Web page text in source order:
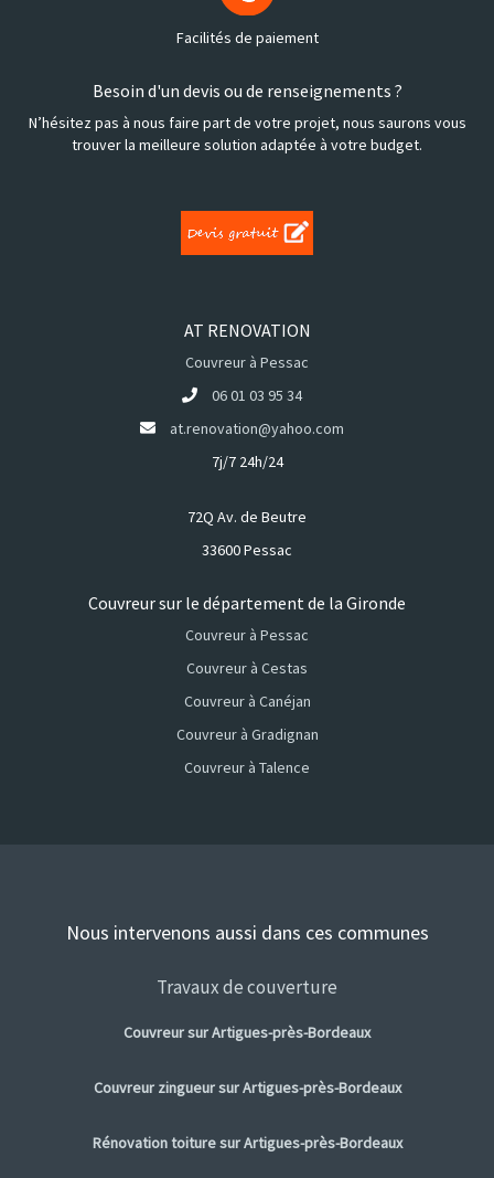
Facilités de paiement
Besoin d'un devis ou de renseignements ?
N’hésitez pas à nous faire part de votre projet, nous saurons vous
trouver la meilleure solution adaptée à votre budget.
AT RENOVATION
Couvreur à Pessac
06 01 03 95 34
at.renovation@yahoo.com
7j/7 24h/24
72Q Av. de Beutre
33600 Pessac
Couvreur sur le département de la Gironde
Couvreur à Pessac
Couvreur à Cestas
Couvreur à Canéjan
Couvreur à Gradignan
Couvreur à Talence
Nous intervenons aussi dans ces communes
Travaux de couverture
Couvreur sur Artigues-près-Bordeaux
Couvreur zingueur sur Artigues-près-Bordeaux
Rénovation toiture sur Artigues-près-Bordeaux